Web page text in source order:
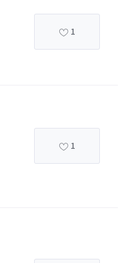
1
1